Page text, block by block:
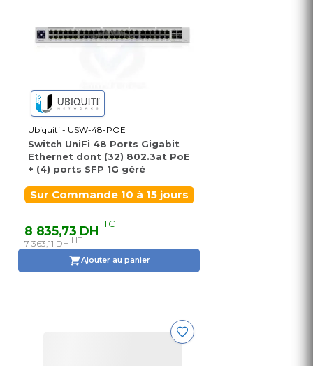
Ubiquiti - USW-48-POE
Switch UniFi 48 Ports Gigabit
Ethernet dont (32) 802.3at PoE
+ (4) ports SFP 1G géré
Sur Commande 10 à 15 jours
8 835,73 DHTTC
7 363,11 DH HT
Ajouter au panier